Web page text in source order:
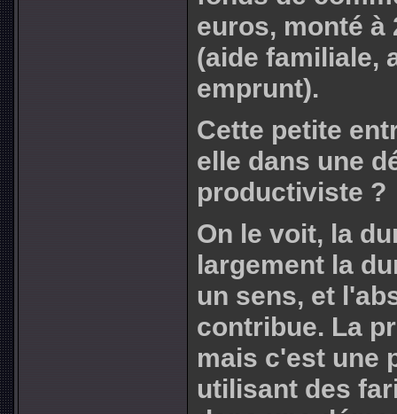
euros, monté à
(aide familiale,
emprunt).
Cette petite
elle dans une
productiviste ?
On le voit, la
largement la
un sens, et
contribue. La
mais c'est une
utilisant des